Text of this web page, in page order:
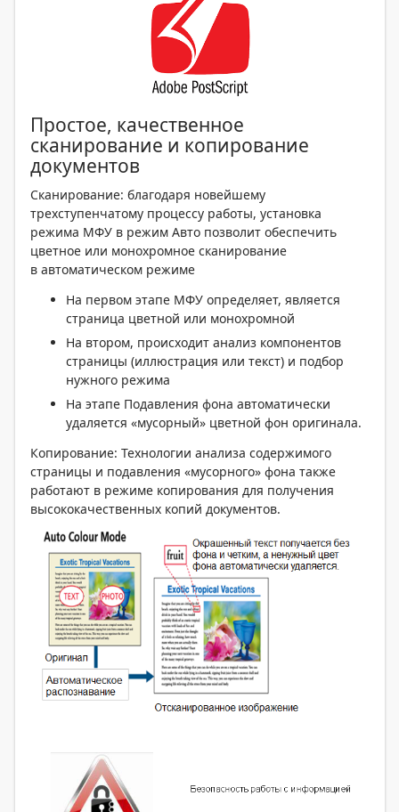
Простое, качественное
сканирование и копирование
документов
Сканирование: благодаря новейшему
трехступенчатому процессу работы, установка
режима МФУ в режим Авто позволит обеспечить
цветное или монохромное сканирование
в автоматическом режиме
На первом этапе МФУ определяет, является
страница цветной или монохромной
На втором, происходит анализ компонентов
страницы (иллюстрация или текст) и подбор
нужного режима
На этапе Подавления фона автоматически
удаляется «мусорный» цветной фон оригинала.
Копирование: Технологии анализа содержимого
страницы и подавления «мусорного» фона также
работают в режиме копирования для получения
высококачественных копий документов.